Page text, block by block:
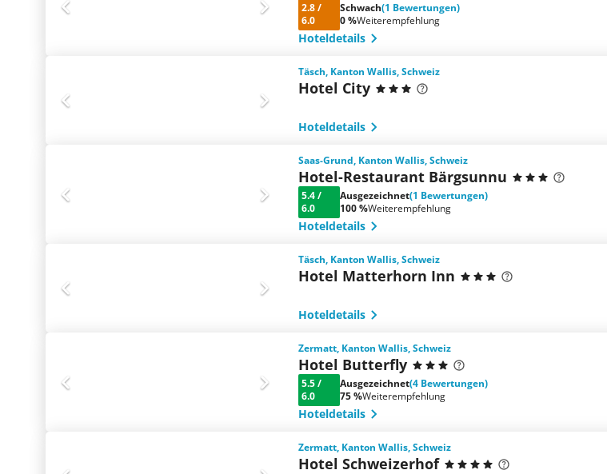
2.8/
6.0
Schwach(1 Bewertungen)
0 %Weiterempfehlung
Hoteldetails
Täsch, Kanton Wallis, Schweiz
Hotel City
Hoteldetails
Saas-Grund, Kanton Wallis, Schweiz
Hotel-Restaurant Bärgsunnu
5.4/
6.0
Ausgezeichnet(1 Bewertungen)
100 %Weiterempfehlung
Hoteldetails
Täsch, Kanton Wallis, Schweiz
Hotel Matterhorn Inn
Hoteldetails
Zermatt, Kanton Wallis, Schweiz
Hotel Butterfly
5.5/
6.0
Ausgezeichnet(4 Bewertungen)
75 %Weiterempfehlung
Hoteldetails
Zermatt, Kanton Wallis, Schweiz
Hotel Schweizerhof